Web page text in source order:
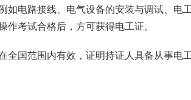
如电路接线、电气设备的安装与调试、电
考试合格后，方可获得电工证。
全国范围内有效，证明持证人具备从事电